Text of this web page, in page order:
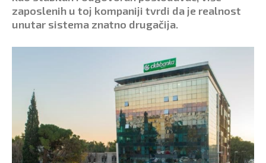
zaposlenih u toj kompaniji tvrdi da je realnost
unutar sistema znatno drugačija.